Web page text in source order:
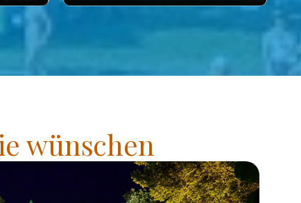
wünschen